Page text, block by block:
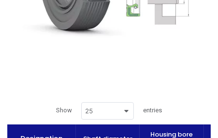
Show 25 entries
Housing bore